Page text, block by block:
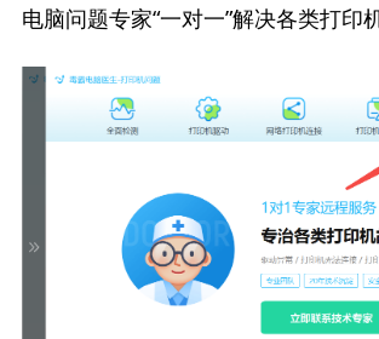
电脑问题专家“一对一”解决各类打印